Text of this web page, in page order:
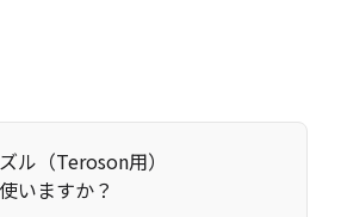
ル（Teroson用）
いますか？